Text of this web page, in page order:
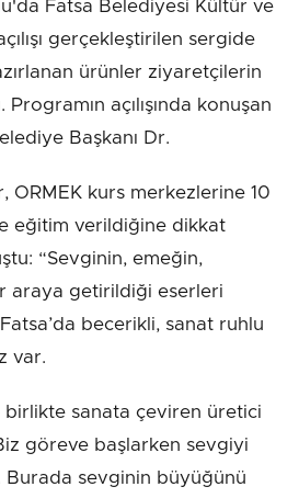
Fatsa Belediyesi Kültür ve
gerçekleştirilen sergide
ürünler ziyaretçilerin
açılışında konuşan
Başkanı Dr.
ORMEK kurs merkezlerine 10
eğitim verildiğine dikkat
“Sevginin, emeğin,
araya getirildiği eserleri
becerikli, sanat ruhlu
var.
birlikte sanata çeviren üretici
göreve başlarken sevgiyi
Burada sevginin büyüğünü